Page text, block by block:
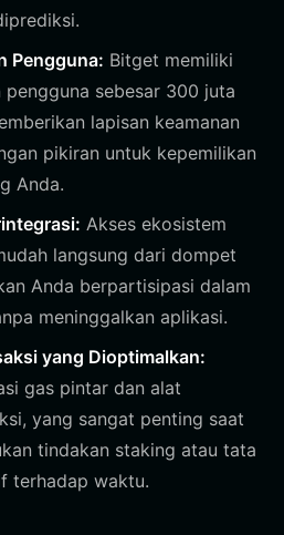
Pengguna: Bitget memiliki
sebesar 300 juta
lapisan keamanan
pikiran untuk kepemilikan
Anda.
Akses ekosistem
langsung dari dompet
Anda berpartisipasi dalam
meninggalkan aplikasi.
yang Dioptimalkan:
gas pintar dan alat
yang sangat penting saat
tindakan staking atau tata
terhadap waktu.